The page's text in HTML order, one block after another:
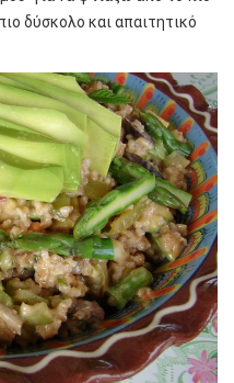
δύσκολο και απαιτητικό